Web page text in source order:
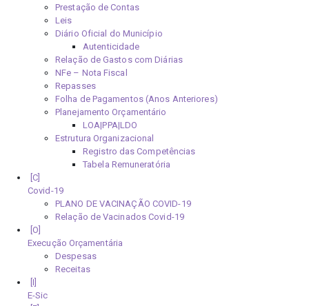
Prestação de Contas
Leis
Diário Oficial do Município
Autenticidade
Relação de Gastos com Diárias
NFe – Nota Fiscal
Repasses
Folha de Pagamentos (Anos Anteriores)
Planejamento Orçamentário
LOA|PPA|LDO
Estrutura Organizacional
Registro das Competências
Tabela Remuneratória
Covid-19
PLANO DE VACINAÇÃO COVID-19
Relação de Vacinados Covid-19
Execução Orçamentária
Despesas
Receitas
E-Sic